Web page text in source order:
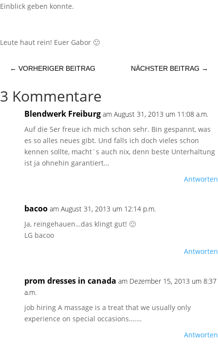
Einblick geben konnte.
Leute haut rein! Euer Gabor 🙂
← VORHERIGER BEITRAG NÄCHSTER BEITRAG →
3 Kommentare
Blendwerk Freiburg am August 31, 2013 um 11:08 a.m.
Auf die 5er freue ich mich schon sehr. Bin gespannt, was
es so alles neues gibt. Und falls ich doch vieles schon
kennen sollte, macht´s auch nix, denn beste Unterhaltung
ist ja ohnehin garantiert…
Antworten
bacoo am August 31, 2013 um 12:14 p.m.
Ja, reingehauen…das klingt gut! 🙂
LG bacoo
Antworten
prom dresses in canada am Dezember 15, 2013 um 8:37
a.m.
job hiring A massage is a treat that we usually only
experience on special occasions….…
Antworten